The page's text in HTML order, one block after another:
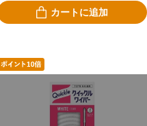
カートに追加